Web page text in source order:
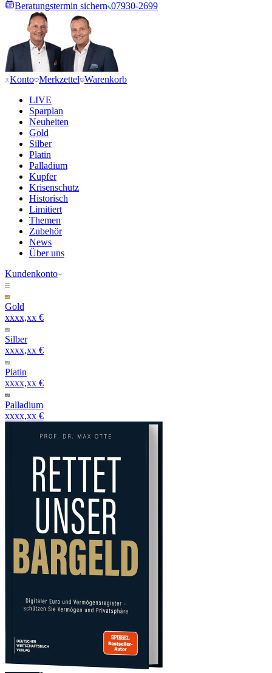
Beratungstermin sichern 07930-2699
Konto Merkzettel Warenkorb
LIVE
Sparplan
Neuheiten
Gold
Silber
Platin
Palladium
Kupfer
Krisenschutz
Historisch
Limitiert
Themen
Zubehör
News
Über uns
Kundenkonto
Gold
xxxx,xx €
Silber
xxxx,xx €
Platin
xxxx,xx €
Palladium
xxxx,xx €